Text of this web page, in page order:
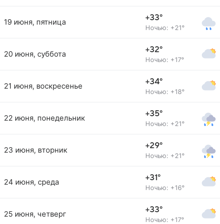
19 июня, пятница +33°
Ночью: +21°
20 июня, суббота +32°
Ночью: +17°
21 июня, воскресенье +34°
Ночью: +18°
22 июня, понедельник +35°
Ночью: +21°
23 июня, вторник +29°
Ночью: +21°
24 июня, среда +31°
Ночью: +16°
25 июня, четверг +33°
Ночью: +17°